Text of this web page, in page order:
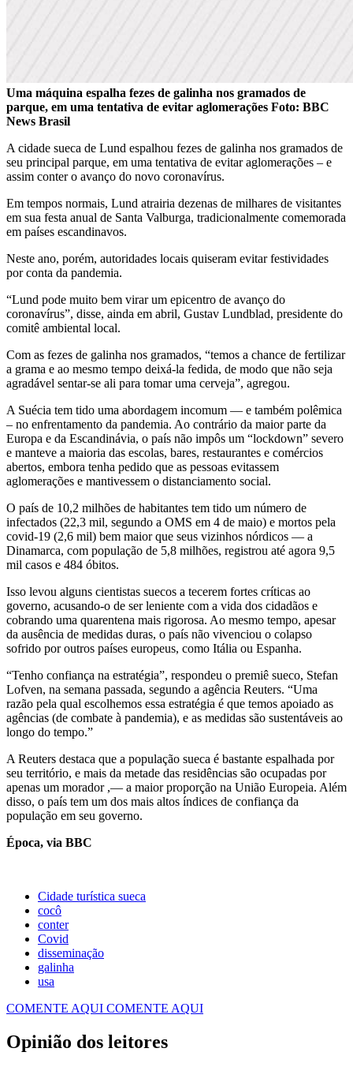
Uma máquina espalha fezes de galinha nos gramados de
parque, em uma tentativa de evitar aglomerações Foto: BBC
News Brasil
A cidade sueca de Lund espalhou fezes de galinha nos gramados de
seu principal parque, em uma tentativa de evitar aglomerações – e
assim conter o avanço do novo coronavírus.
Em tempos normais, Lund atrairia dezenas de milhares de visitantes
em sua festa anual de Santa Valburga, tradicionalmente comemorada
em países escandinavos.
Neste ano, porém, autoridades locais quiseram evitar festividades
por conta da pandemia.
“Lund pode muito bem virar um epicentro de avanço do
coronavírus”, disse, ainda em abril, Gustav Lundblad, presidente do
comitê ambiental local.
Com as fezes de galinha nos gramados, “temos a chance de fertilizar
a grama e ao mesmo tempo deixá-la fedida, de modo que não seja
agradável sentar-se ali para tomar uma cerveja”, agregou.
A Suécia tem tido uma abordagem incomum — e também polêmica
– no enfrentamento da pandemia. Ao contrário da maior parte da
Europa e da Escandinávia, o país não impôs um “lockdown” severo
e manteve a maioria das escolas, bares, restaurantes e comércios
abertos, embora tenha pedido que as pessoas evitassem
aglomerações e mantivessem o distanciamento social.
O país de 10,2 milhões de habitantes tem tido um número de
infectados (22,3 mil, segundo a OMS em 4 de maio) e mortos pela
covid-19 (2,6 mil) bem maior que seus vizinhos nórdicos — a
Dinamarca, com população de 5,8 milhões, registrou até agora 9,5
mil casos e 484 óbitos.
Isso levou alguns cientistas suecos a tecerem fortes críticas ao
governo, acusando-o de ser leniente com a vida dos cidadãos e
cobrando uma quarentena mais rigorosa. Ao mesmo tempo, apesar
da ausência de medidas duras, o país não vivenciou o colapso
sofrido por outros países europeus, como Itália ou Espanha.
“Tenho confiança na estratégia”, respondeu o premiê sueco, Stefan
Lofven, na semana passada, segundo a agência Reuters. “Uma
razão pela qual escolhemos essa estratégia é que temos apoiado as
agências (de combate à pandemia), e as medidas são sustentáveis ao
longo do tempo.”
A Reuters destaca que a população sueca é bastante espalhada por
seu território, e mais da metade das residências são ocupadas por
apenas um morador ,— a maior proporção na União Europeia. Além
disso, o país tem um dos mais altos índices de confiança da
população em seu governo.
Época, via BBC
Cidade turística sueca
cocô
conter
Covid
disseminação
galinha
usa
COMENTE AQUI COMENTE AQUI
Opinião dos leitores